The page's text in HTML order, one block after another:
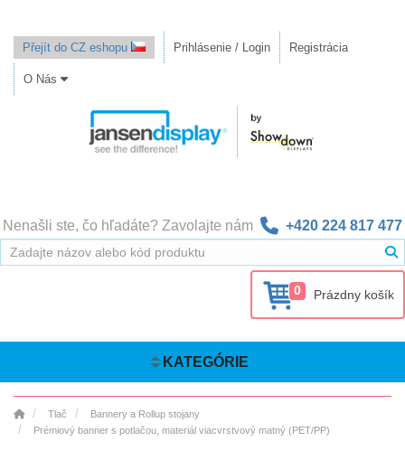
Přejít do CZ eshopu Prihlásenie / Login Registrácia
O Nás
Nenašli ste, čo hľadáte? Zavolajte nám +420 224 817 477
0 Prázdny košík
KATEGÓRIE
Tlač
Bannery a Rollup stojany
Prémiový banner s potlačou, materiál viacvrstvový matný (PET/PP)